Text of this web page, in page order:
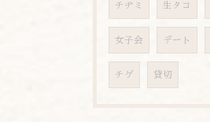
チヂミ 生タコ
女子会 デート
チゲ 貸切